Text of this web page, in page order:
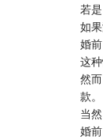
若
如
婚
这
然
款。
当
婚